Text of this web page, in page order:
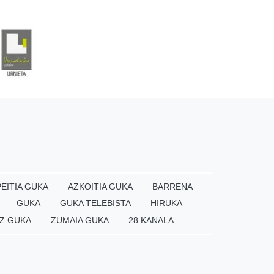
GUKA AZKOITIA GUKA
BARRENA
GUKA GUKA TELEBISTA
HIRUKA
GUKA ZUMAIA GUKA 28 KANALA